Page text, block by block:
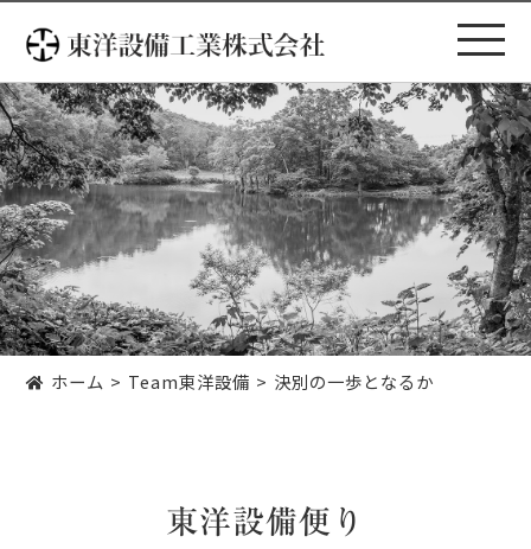
テ
ン
ツ
へ
ス
キ
ッ
プ
ホーム Team東洋設備 決別の一歩となるか
東洋設備便り